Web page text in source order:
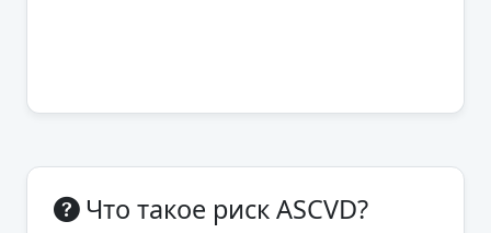
Что такое риск ASCVD?